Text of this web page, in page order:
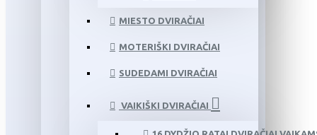
MIESTO DVIRAČIAI
MOTERIŠKI DVIRAČIAI
SUDEDAMI DVIRAČIAI
VAIKIŠKI DVIRAČIAI